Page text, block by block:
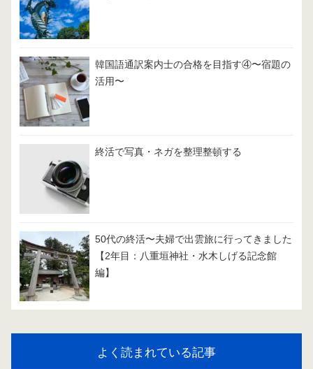
韓国語通訳案内士の合格を目指す④〜宿題の
活用〜
終活で写真・ネガを整理整頓する
50代の終活〜夫婦で出雲旅に行ってきました
【2年目：八重垣神社・水木しげる記念館
編】
よく読まれている記事